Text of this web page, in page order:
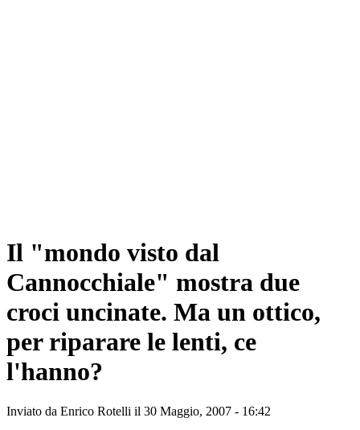
Il "mondo visto dal
Cannocchiale" mostra due
croci uncinate. Ma un ottico,
per riparare le lenti, ce
l'hanno?
Inviato da Enrico Rotelli il 30 Maggio, 2007 - 16:42